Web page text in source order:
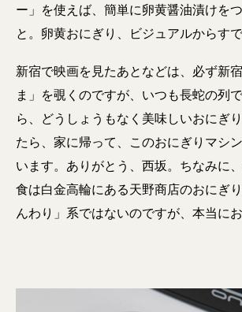
ー」を使えば、簡単に卵黄醤油漬けを
と。卵黄おにぎり、ビジュアルからす
新宿で映画を見たあとなどは、必ず新
ま」を覗くのですが、いつも長蛇の列
ら、どうしょうもなく美味しいおにぎ
たら、家に帰って、このおにぎりマシ
います。ありがとう、西坂。ちなみに
食は白金高輪にある天野商店のおにぎ
んわり」系ではないのですが、本当にお